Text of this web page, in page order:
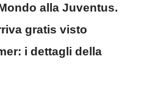
alla Juventus.
gratis visto
i dettagli della